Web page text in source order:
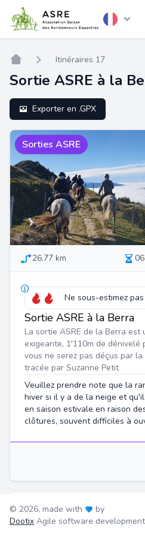
Home Itinéraires 17
Sortie ASRE à la
Exporter en .GPX
Sorties ASRE
26.77 km
Ne sous-estimez
Sortie ASRE à la Berra
La sortie ASRE de la Berra est
exigeante, 1'110m de dénivelé
vous ne serez pas déçus par
tracée par Suzanne Petit
Veuillez prendre note que la
hiver si il y a de la neige et
en saison estivale en raison
clôtures, souvent difficiles à
1.
© 2026, made with
by
Dootix Agile software